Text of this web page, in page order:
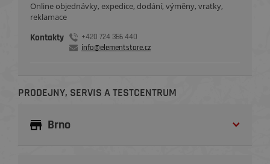
Online objednávky, expedice, dodání, výměny, vratky,
reklamace
Kontakty
+420 724 366 440
info@elementstore.cz
PRODEJNY, SERVIS A TESTCENTRUM
Brno